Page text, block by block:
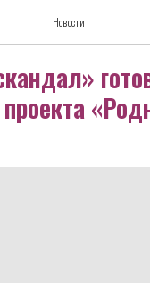
Новости